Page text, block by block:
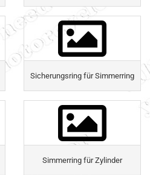
Sicherungsring für Simmerring
Simmerring für Zylinder